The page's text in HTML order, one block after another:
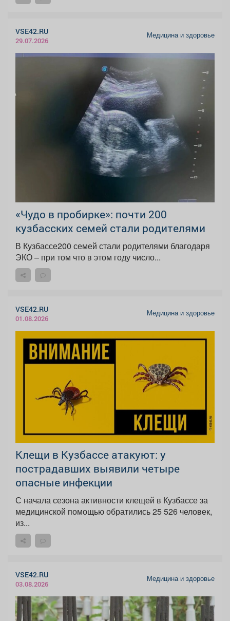
VSE42.RU
29.07.2026
Медицина и здоровье
«Чудо в пробирке»: почти 200
кузбасских семей стали родителями
В Кузбассе200 семей стали родителями благодаря
ЭКО – при том что в этом году число...
VSE42.RU
01.08.2026
Медицина и здоровье
Клещи в Кузбассе атакуют: у
пострадавших выявили четыре
опасные инфекции
С начала сезона активности клещей в Кузбассе за
медицинской помощью обратились 25 526 человек,
из...
VSE42.RU
03.08.2026
Медицина и здоровье